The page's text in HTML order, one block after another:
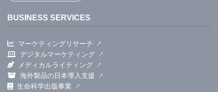
BUSINESS SERVICES
マーケティングリサーチ
デジタルマーケティング
メディカルライティング
海外製品の日本導入支援
生命科学出版事業